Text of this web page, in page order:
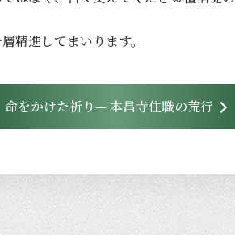
精進してまいります。
命をかけた祈り— 本昌寺住職の荒行